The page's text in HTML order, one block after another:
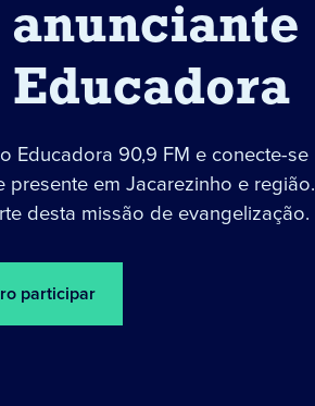
anunciante
Educadora
Educadora 90,9 FM e conecte-se
em Jacarezinho e região.
desta missão de evangelização.
participar